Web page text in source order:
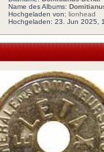
Name des Albums:
Hochgeladen von: lionhead
Hochgeladen: 23. Jun 2025,